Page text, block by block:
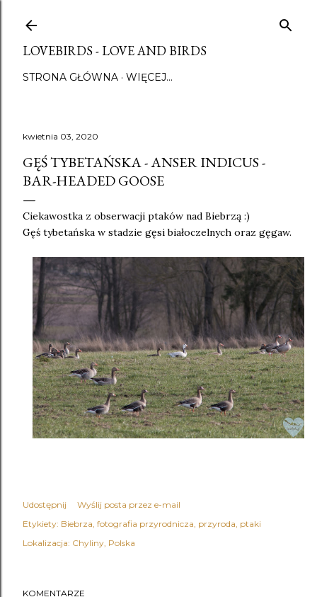
LOVEBIRDS - LOVE AND BIRDS
STRONA GŁÓWNA WIĘCEJ…
kwietnia 03, 2020
GĘŚ TYBETAŃSKA - ANSER INDICUS -
BAR-HEADED GOOSE
Ciekawostka z obserwacji ptaków nad Biebrzą :)
Gęś tybetańska w stadzie gęsi białoczelnych oraz gęgaw.
Udostępnij
Wyślij posta przez e-mail
Etykiety: Biebrza fotografia przyrodnicza przyroda ptaki
Lokalizacja: Chyliny, Polska
KOMENTARZE